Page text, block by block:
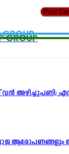
GROUP
അഴിച്ചുപണി; എസ്.
ആരോപണങ്ങളും